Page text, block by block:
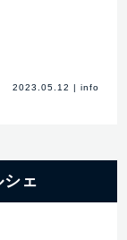
2023.05.12 | info
ェ